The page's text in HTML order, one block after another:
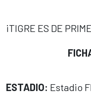
¡TIGRE ES DE
ESTADIO: Estadio